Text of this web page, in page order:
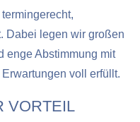
Dabei legen wir großen
enge Abstimmung mit
voll erfüllt.
VORTEIL